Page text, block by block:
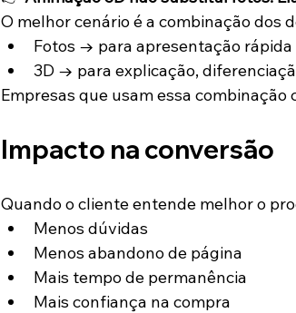
O melhor cenário é a combinação dos
Fotos → para apresentação rápida
3D → para explicação,
Empresas que usam essa
Impacto na conversão
Quando o cliente entende melhor o
Menos dúvidas
Menos abandono de página
Mais tempo de permanência
Mais confiança na compra